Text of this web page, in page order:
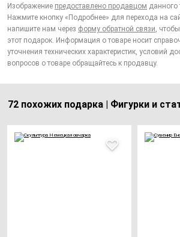
Изображение предоставлено продавцом данного
Нажмите кнопку «Подробнее» для перехода на
напишите нам через форму обратной связи,
этот подарок. Информация о товаре носит
уточнения технических характеристик, условий
вопросов о товаре обращайтесь к продавцу.
72 похожих подарка | Фигурки и